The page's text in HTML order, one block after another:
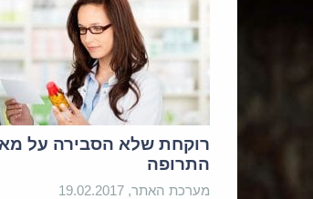
רוקחת שלא הסבירה על
התרופה
מערכת האתר, 19.02.2017